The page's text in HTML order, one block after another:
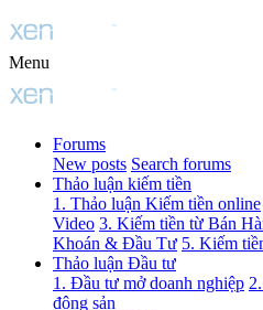
Menu
Forums
New posts Search forums
Thảo luận kiếm tiền
1. Thảo luận Kiếm tiền online
Video 3. Kiếm tiền từ Bán
Khoán & Đầu Tư 5. Kiếm
Thảo luận Đầu tư
1. Đầu tư mở doanh nghiệp
động sản